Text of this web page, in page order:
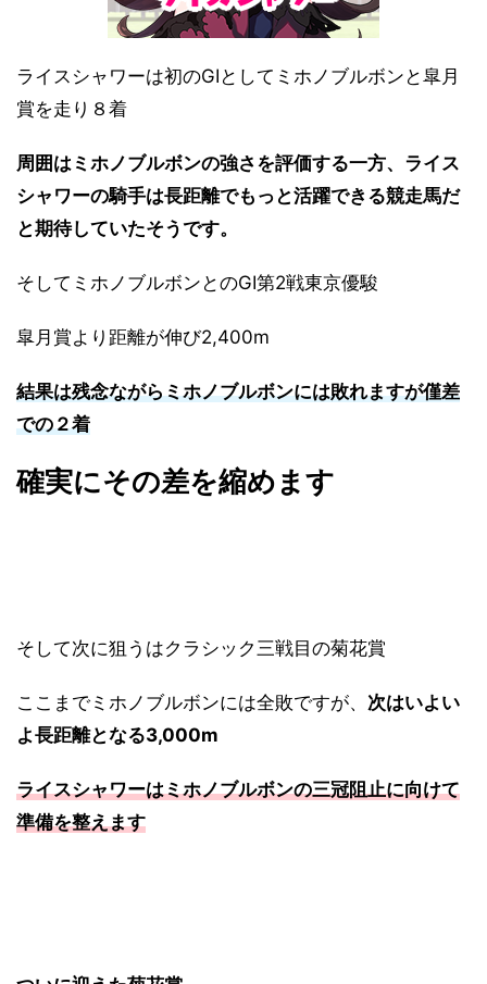
ライスシャワーは初のGⅠとしてミホノブルボンと皐月
賞を走り８着
周囲はミホノブルボンの強さを評価する一方、ライス
シャワーの騎手は長距離でもっと活躍できる競走馬だ
と期待していたそうです。
そしてミホノブルボンとのGⅠ第2戦東京優駿
皐月賞より距離が伸び2,400m
結果は残念ながらミホノブルボンには敗れますが僅差
での２着
確実にその差を縮めます
そして次に狙うはクラシック三戦目の菊花賞
ここまでミホノブルボンには全敗ですが、 次はいよい
よ長距離となる3,000m
ライスシャワーはミホノブルボンの三冠阻止に向けて
準備を整えます